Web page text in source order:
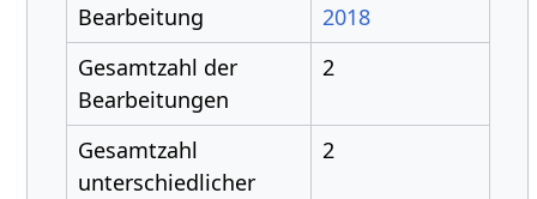
Bearbeitung
2018
Gesamtzahl der
Bearbeitungen
2
Gesamtzahl
unterschiedlicher
2